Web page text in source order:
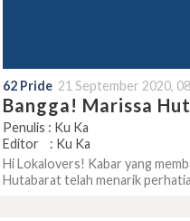
62 Pride 21 September 2020,
Bangga! Marissa
Penulis : Ku Ka
Editor : Ku Ka
Hi Lokalovers! Kabar yang
Hutabarat telah menarik